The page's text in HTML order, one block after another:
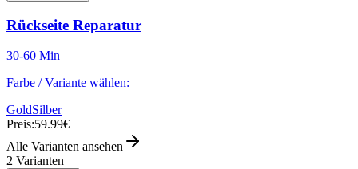
Rückseite Reparatur
30-60 Min
Farbe / Variante wählen:
GoldSilber
Preis:59.99€
Alle Varianten ansehen
2 Varianten